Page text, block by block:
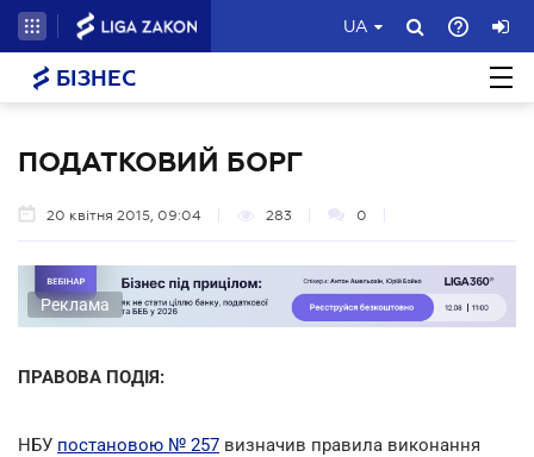
UA
БІЗНЕС
ПОДАТКОВИЙ БОРГ
20 квітня 2015, 09:04 283 0
Реклама
ПРАВОВА ПОДІЯ:
НБУ постановою № 257 визначив правила виконання